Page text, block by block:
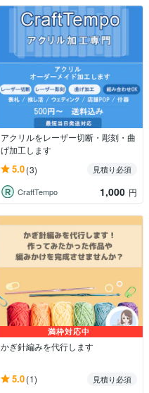
アクリルをレーザー切断・彫刻・曲
げ加工します
5.0(3)
見積り必須
CraftTempo
1,000 円
満枠対応中
かぎ針編みを代行します
5.0(1)
見積り必須